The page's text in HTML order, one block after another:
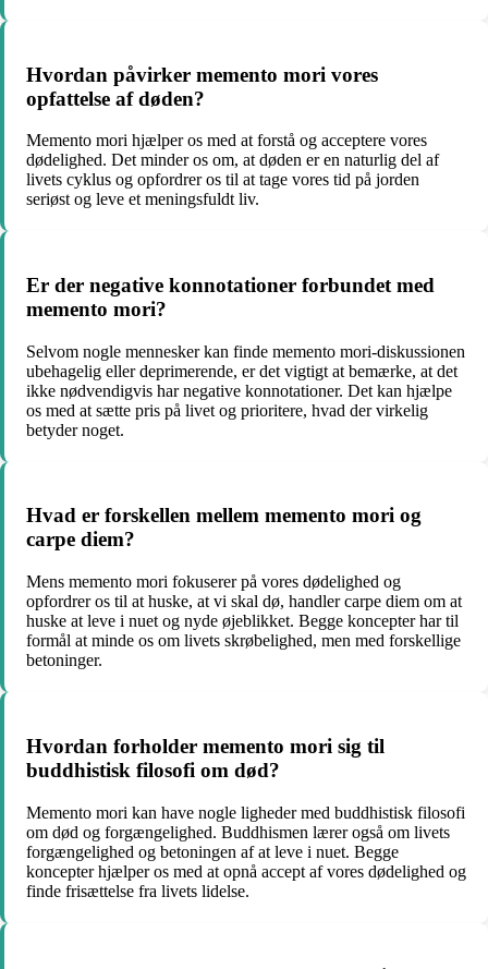
Hvordan påvirker memento mori vores
opfattelse af døden?
Memento mori hjælper os med at forstå og acceptere vores
dødelighed. Det minder os om, at døden er en naturlig del af
livets cyklus og opfordrer os til at tage vores tid på jorden
seriøst og leve et meningsfuldt liv.
Er der negative konnotationer forbundet med
memento mori?
Selvom nogle mennesker kan finde memento mori-diskussionen
ubehagelig eller deprimerende, er det vigtigt at bemærke, at det
ikke nødvendigvis har negative konnotationer. Det kan hjælpe
os med at sætte pris på livet og prioritere, hvad der virkelig
betyder noget.
Hvad er forskellen mellem memento mori og
carpe diem?
Mens memento mori fokuserer på vores dødelighed og
opfordrer os til at huske, at vi skal dø, handler carpe diem om at
huske at leve i nuet og nyde øjeblikket. Begge koncepter har til
formål at minde os om livets skrøbelighed, men med forskellige
betoninger.
Hvordan forholder memento mori sig til
buddhistisk filosofi om død?
Memento mori kan have nogle ligheder med buddhistisk filosofi
om død og forgængelighed. Buddhismen lærer også om livets
forgængelighed og betoningen af at leve i nuet. Begge
koncepter hjælper os med at opnå accept af vores dødelighed og
finde frisættelse fra livets lidelse.